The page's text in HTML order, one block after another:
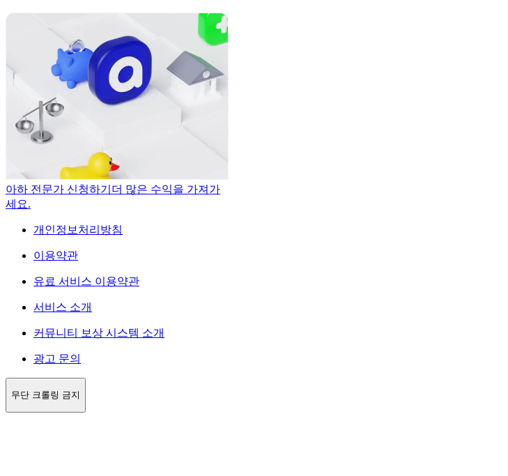
아하 전문가 신청하기 더 많은 수익을 가져가
세요.
개인정보처리방침
이용약관
유료 서비스 이용약관
서비스 소개
커뮤니티 보상 시스템 소개
광고 문의
무단 크롤링 금지